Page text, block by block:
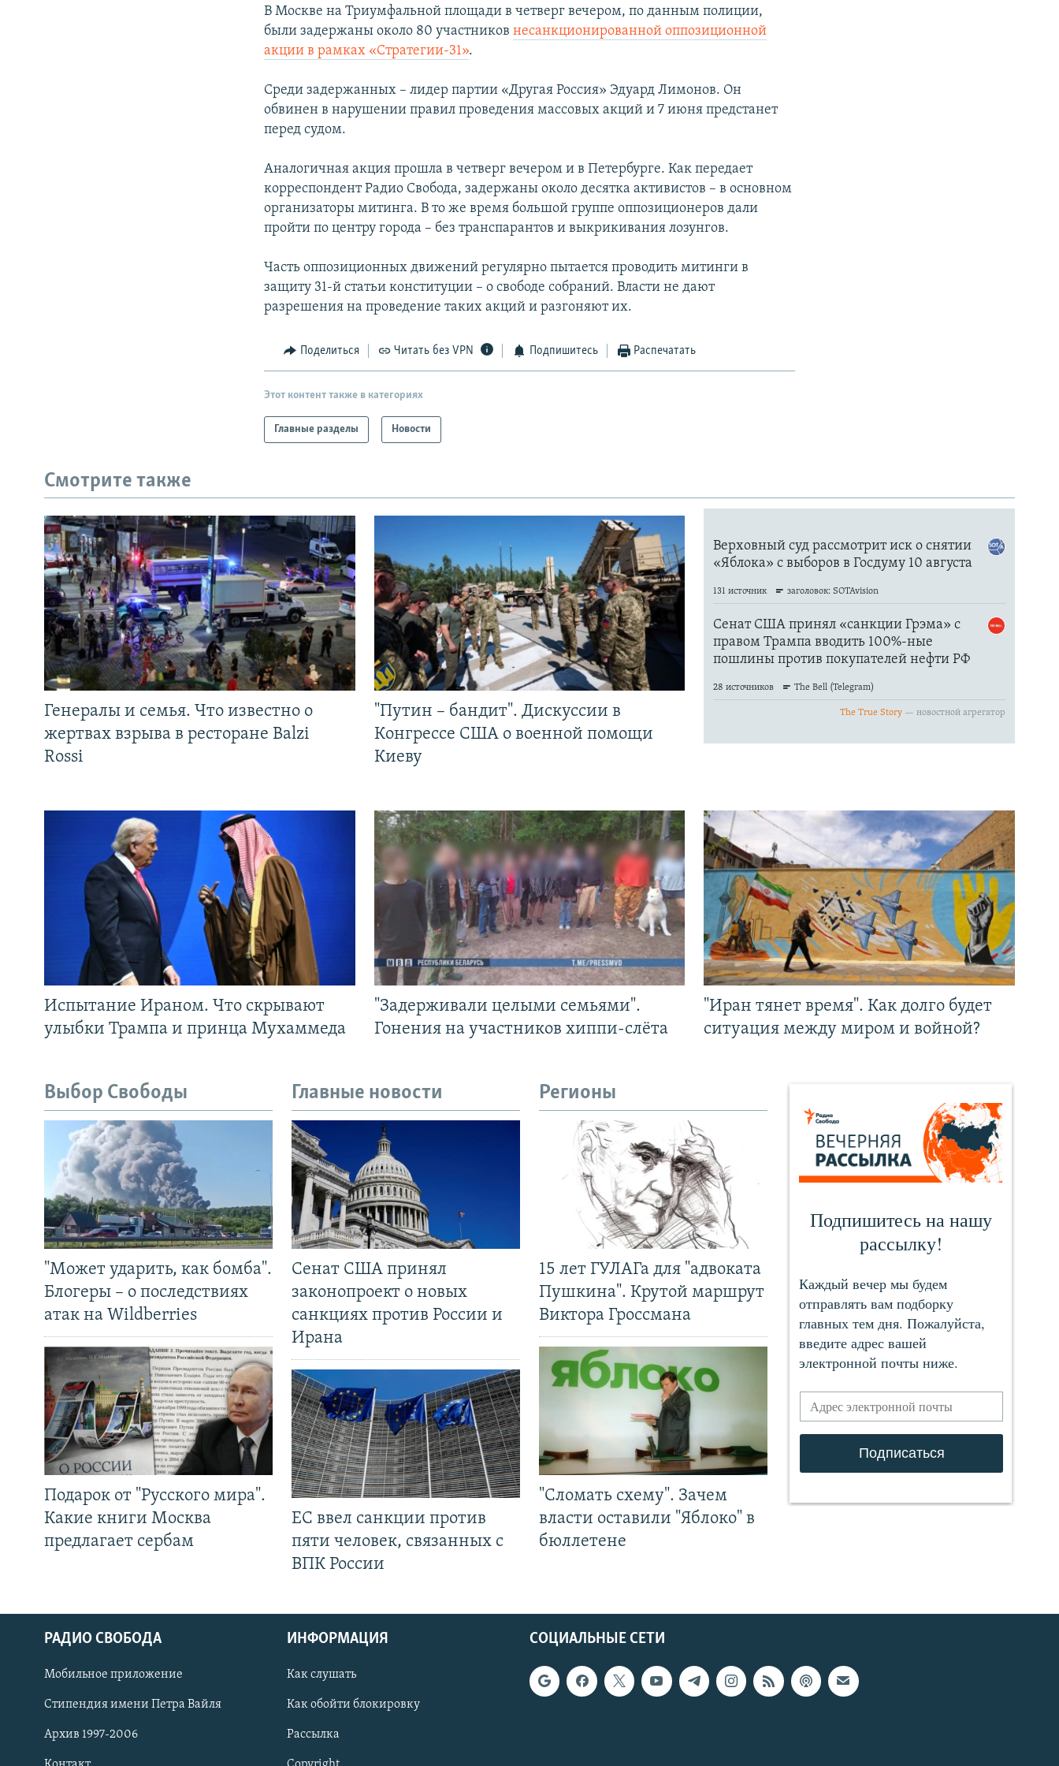
СОЦИАЛЬНЫЕ СЕТИ
В Москве на Триумфальной площади в четверг вечером, по данным полиции,
были задержаны около 80 участниковнесанкционированной оппозиционной
акции в рамках «Стратегии-31».
Среди задержанных – лидер партии «Другая Россия» Эдуард Лимонов. Он
обвинен в нарушении правил проведения массовых акций и 7 июня предстанет
перед судом.
Аналогичная акция прошла в четверг вечером и в Петербурге. Как передает
корреспондент Радио Свобода, задержаны около десятка активистов – в основном
организаторы митинга. В то же время большой группе оппозиционеров дали
пройти по центру города – без транспарантов и выкрикивания лозунгов.
Часть оппозиционных движений регулярно пытается проводить митинги в
защиту 31-й статьи конституции – о свободе собраний. Власти не дают
разрешения на проведение таких акций и разгоняют их.
Поделиться Читать без VPN Подпишитесь Распечатать
Этот контент также в категориях
Главные разделы Новости
Смотрите также
Генералы и семья. Что известно о
жертвах взрыва в ресторане Balzi
Rossi
"Путин – бандит". Дискуссии в
Конгрессе США о военной помощи
Киеву
Испытание Ираном. Что скрывают
улыбки Трампа и принца Мухаммеда
"Задерживали целыми семьями".
Гонения на участников хиппи-слёта
"Иран тянет время". Как долго будет
ситуация между миром и войной?
Выбор Свободы
"Может ударить, как бомба".
Блогеры – о последствиях
атак на Wildberries
Подарок от "Русского мира".
Какие книги Москва
предлагает сербам
Главные новости
Сенат США принял
законопроект о новых
санкциях против России и
Ирана
ЕС ввел санкции против
пяти человек, связанных с
ВПК России
Регионы
15 лет ГУЛАГа для "адвоката
Пушкина". Крутой маршрут
Виктора Гроссмана
"Сломать схему". Зачем
власти оставили "Яблоко" в
бюллетене
СОЦИАЛЬНЫЕ СЕТИ
РАДИО СВОБОДА
Мобильное приложение
Стипендия имени Петра Вайля
Архив 1997-2006
ИНФОРМАЦИЯ
Как слушать
Как обойти блокировку
Рассылка